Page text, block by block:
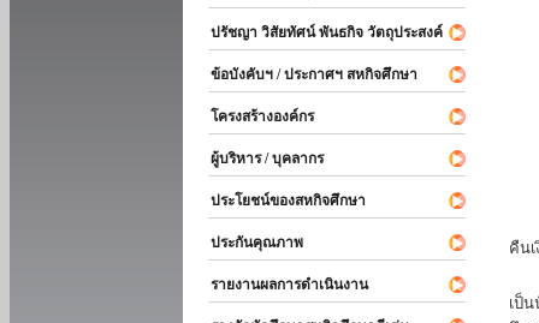
ปรัชญา วิสัยทัศน์ พันธกิจ วัตถุประสงค์
ข้อบังคับฯ / ประกาศฯ สหกิจศึกษา
โครงสร้างองค์กร
ผู้บริหาร / บุคลากร
ประโยชน์ของสหกิจศึกษา
ประกันคุณภาพ
รายงานผลการดำเนินงาน
คืน
เป็